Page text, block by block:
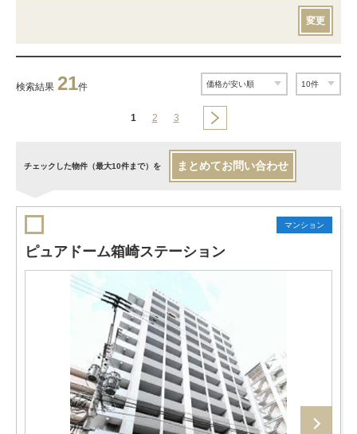
変更
検索結果 21件
1 2 3
チェックした物件（最大10件まで）を まとめてお問い合わせ
マンション
ピュアドーム箱崎ステーション